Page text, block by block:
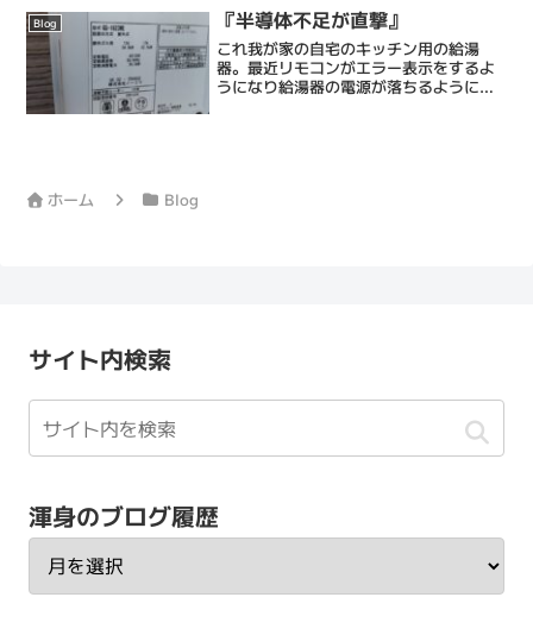
するヒゲ脱毛、頭皮環境を整えるヘッド
スパ、等で癒...
Blog 『半導体不足が直撃』
これ我が家の自宅のキッチン用の給湯
器。最近リモコンがエラー表示をするよ
うになり給湯器の電源が落ちるようにな
ホーム
Blog
サイト内検索
渾身のブログ履歴